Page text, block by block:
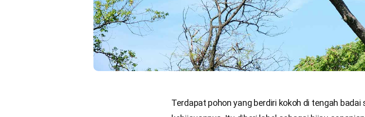
Terdapat pohon yang berdiri kokoh di tengah badai